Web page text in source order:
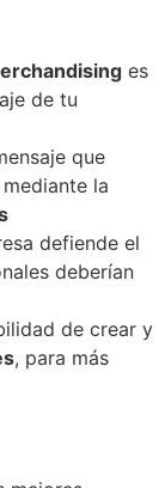
es
de tu
que
la
defiende el
deberían
de crear y
, para más